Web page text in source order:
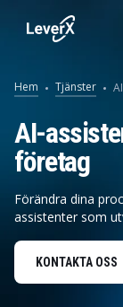
SAP-
SAP Ariba
Hem Tjänster
AI-
företag
Förändra dina
assistenter som
KONTAKTA OSS